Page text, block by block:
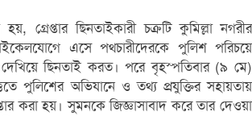
গ্রেপ্তার ছিনতাইকারী চক্রটি কুমিল্লা নগরীর
এসে পথচারীদেরকে পুলিশ পরিচয়ে
দেখিয়ে ছিনতাই করত। পরে বৃহস্পতিবার (৯ মে)
পুলিশের অভিযানে ও তথ্য প্রযুক্তির সহায়তায়
করা হয়। সুমনকে জিজ্ঞাসাবাদ করে তার দেওয়া